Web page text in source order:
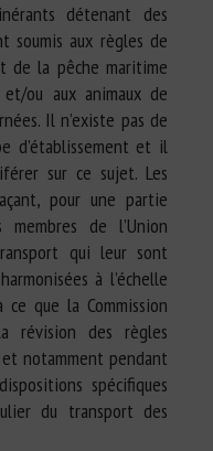
détenant des
soumis aux règles de
de la pêche maritime
ou aux animaux de
Il n’existe pas de
d’établissement et il
sur ce sujet. Les
pour une partie
membres de l’Union
qui leur sont
à l’échelle
que la Commission
révision des règles
notamment pendant
spécifiques
du transport des